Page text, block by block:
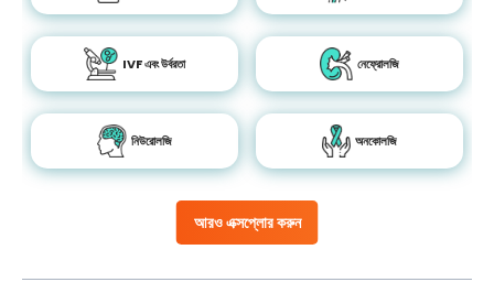
আরও এক্সপ্লোর করুন
IVF এবং উর্বরতা নেফ্রোলজি
নিউরোলজি অনকোলজি